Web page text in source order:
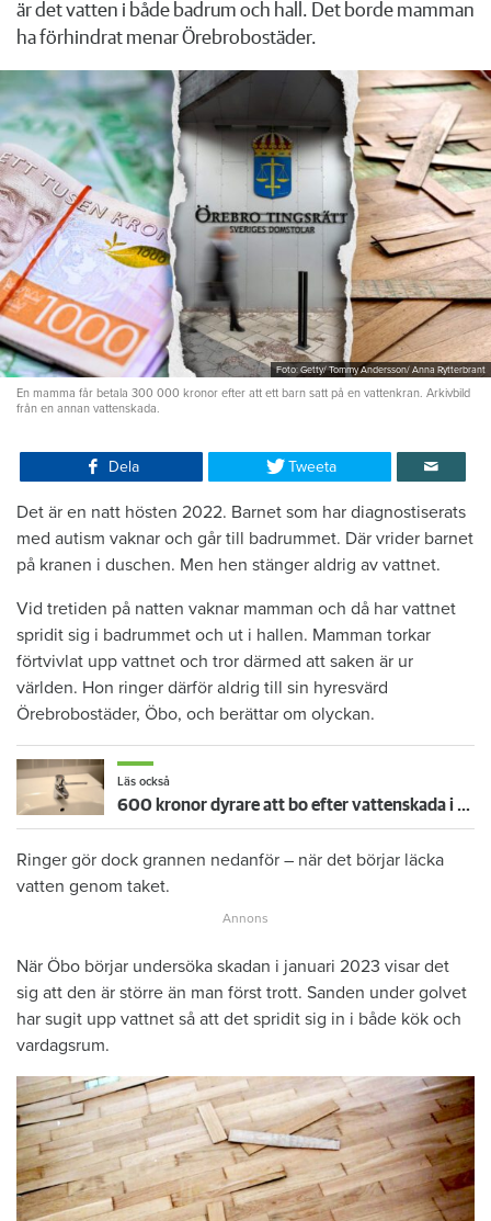
är det vatten i både badrum och hall. Det borde mamman
ha förhindrat menar Örebrobostäder.
Foto: Getty/ Tommy Andersson/ Anna Rytterbrant
En mamma får betala 300 000 kronor efter att ett barn satt på en vattenkran. Arkivbild
från en annan vattenskada.
Dela Tweeta
Det är en natt hösten 2022. Barnet som har diagnostiserats
med autism vaknar och går till badrummet. Där vrider barnet
på kranen i duschen. Men hen stänger aldrig av vattnet.
Vid tretiden på natten vaknar mamman och då har vattnet
spridit sig i badrummet och ut i hallen. Mamman torkar
förtvivlat upp vattnet och tror därmed att saken är ur
världen. Hon ringer därför aldrig till sin hyresvärd
Örebrobostäder, Öbo, och berättar om olyckan.
Läs också
600 kronor dyrare att bo efter vattenskada i Varberg
Ringer gör dock grannen nedanför – när det börjar läcka
vatten genom taket.
När Öbo börjar undersöka skadan i januari 2023 visar det
sig att den är större än man först trott. Sanden under golvet
har sugit upp vattnet så att det spridit sig in i både kök och
vardagsrum.